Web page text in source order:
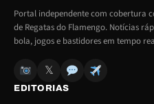
Portal independente com cobertura
de Regatas do Flamengo. Notícias
bola, jogos e bastidores em tempo
𝕏
EDITORIAS